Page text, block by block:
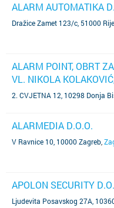
ALARM AUTOMATIKA
Dražice Zamet 123/c, 51000
ALARM POINT, OBRT
VL. NIKOLA
2. CVJETNA 12, 10298 Donja
ALARMEDIA D.O.O.
V Ravnice 10, 10000 Zagreb
APOLON SECURITY
Ljudevita Posavskog 27A,